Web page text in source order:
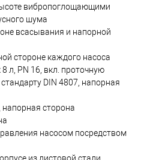
вибропоглощающими
шума
всасывания и напорной
стороне каждого насоса
л, PN 16, вкл. проточную
DIN 4807, напорная
сторона
насосом посредством